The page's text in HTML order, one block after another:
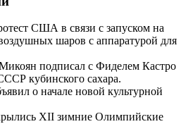
США в связи с запуском на
шаров с аппаратурой для
подписал с Фиделем Кастро
кубинского сахара.
о начале новой культурной
XII зимние Олимпийские